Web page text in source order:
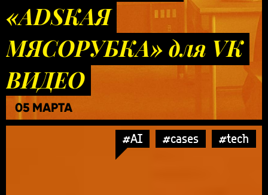
«ADSКАЯ
МЯСОРУБКА» для VK
ВИДЕО
05 МАРТА
#AI #cases #tech